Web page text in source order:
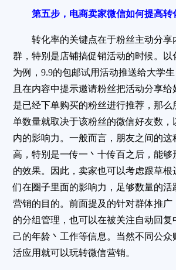
第五步，电商卖家微信如何提高转
转化率的关键点在于粉丝主动分享
群，特别是店铺搞促销活动的时候。以
为例，9.9的包邮试用活动推送给大学
且在内容中提示邀请粉丝把活动分享
是已经下单购买的粉丝进行推荐，那么
单数量就取决于该粉丝的微信好友数，
内的影响力。一般而言，朋友之间的这
高，特别是一传一丶十传百之后，能够
的效果。因此，卖家也可以考虑跟草根
们在圈子里面的影响力，足够数量的活
营销的目的。前面提及的针对群体推广
的分组管理，也可以在被关注自动回复
己的年龄丶工作等信息。当然不同公众
活应用就可以玩转微信营销。